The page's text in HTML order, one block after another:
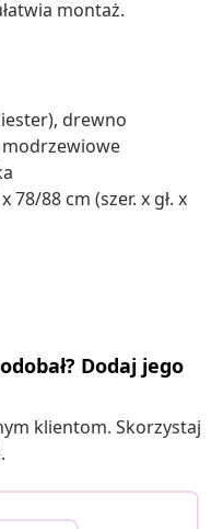
montaż.
drewno
78/88 cm (szer. x gł. x
Dodaj jego
klientom. Skorzystaj